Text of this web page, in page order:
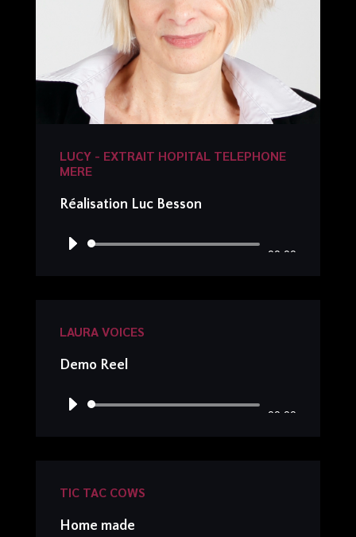
LUCY - EXTRAIT HOPITAL TELEPHONE
MERE
Réalisation Luc Besson
Lecteur
00:00
LAURA VOICES
Demo Reel
Lecteur
00:00
TIC TAC COWS
Home made